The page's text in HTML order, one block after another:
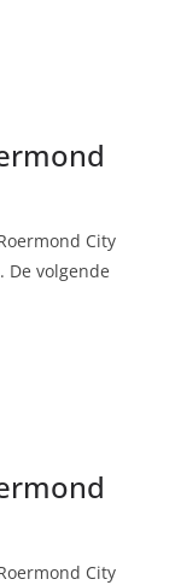
City
De volgende
City